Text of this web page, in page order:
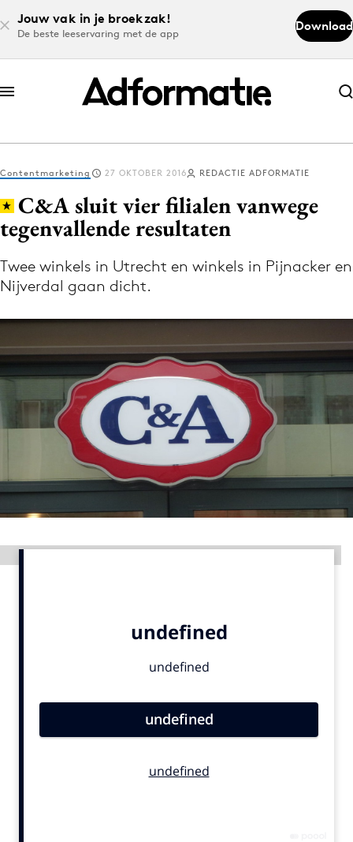
Jouw vak in je broekzak!
De beste leeservaring met de app
Download
Abonneer nu
Abonneer nu
Log in
Volg het laatste nieuws via de Adformatie
Nieuws app
9 sept: GenAI-training
12 nov: MarketingLive!
Adverteren
Events
Opleidingen
Artificial Intelligence
Contentmarketing 27 OKTOBER 2016 REDACTIE ADFORMATIE
C&A sluit vier filialen vanwege
tegenvallende resultaten
Twee winkels in Utrecht en winkels in Pijnacker en
Nijverdal gaan dicht.